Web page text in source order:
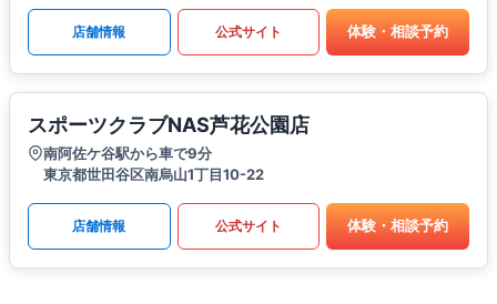
店舗情報 公式サイト 体験・相談予約
スポーツクラブNAS芦花公園店
南阿佐ケ谷駅から車で9分
東京都世田谷区南烏山1丁目10-22
店舗情報 公式サイト 体験・相談予約